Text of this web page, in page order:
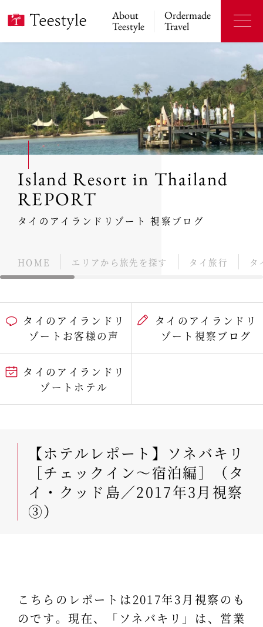
About
Teestyle
Ordermade
Travel
Island Resort in Thailand
REPORT
タイのアイランドリゾート 視察ブログ
HOME エリアから旅先を探す タイ旅行 タ
タイのアイランドリ
ゾートお客様の声
タイのアイランドリ
ゾート視察ブログ
タイのアイランドリ
ゾートホテル
【ホテルレポート】ソネバキリ
［チェックイン～宿泊編］（タ
イ・クッド島／2017年3月視察
③）
こちらのレポートは2017年3月視察のも
のです。現在、「ソネバキリ」は、営業